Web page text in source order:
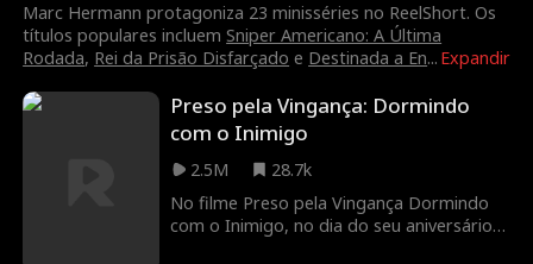
Expandir
Marc Hermann protagoniza 23 minisséries no ReelShort. Os
títulos populares incluemSniper Americano: A Última
Rodada, Rei da Prisão Disfarçado e Destinada a En...
Preso pela Vingança: Dormindo
com o Inimigo
2.5M
28.7k
No filme Preso pela Vingança Dormindo
com o Inimigo, no dia do seu aniversário,